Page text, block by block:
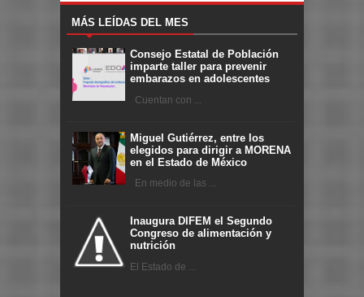
MÁS LEÍDAS DEL MES
Consejo Estatal de Población
imparte taller para prevenir
embarazos en adolescentes
Cuentan con ...
Miguel Gutiérrez, entre los
elegidos para dirigir a MORENA
en el Estado de México
En medio de las ...
Inaugura DIFEM el Segundo
Congreso de alimentación y
nutrición
El Estado de ...